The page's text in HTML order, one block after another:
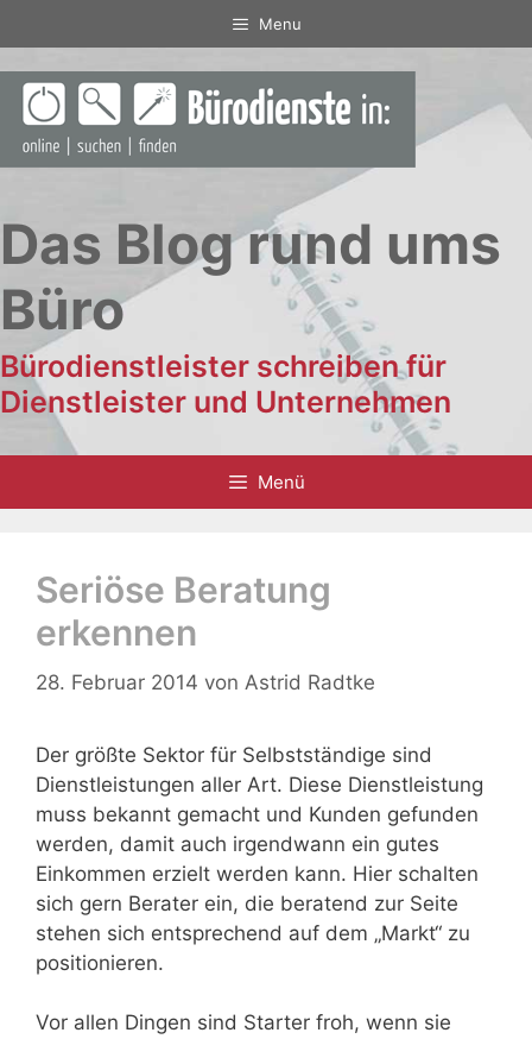
Inhalt
springen
Menu
Das Blog rund ums
Büro
Bürodienstleister schreiben für
Dienstleister und Unternehmen
Menü
Seriöse Beratung
erkennen
28. Februar 2014 von Astrid Radtke
Der größte Sektor für Selbstständige sind
Dienstleistungen aller Art. Diese Dienstleistung
muss bekannt gemacht und Kunden gefunden
werden, damit auch irgendwann ein gutes
Einkommen erzielt werden kann. Hier schalten
sich gern Berater ein, die beratend zur Seite
stehen sich entsprechend auf dem „Markt“ zu
positionieren.
Vor allen Dingen sind Starter froh, wenn sie